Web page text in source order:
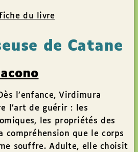
du livre
de Catane
l’enfance, Virdimura
l’art de guérir : les
les propriétés des
compréhension que le corps
souffre. Adulte, elle choisit